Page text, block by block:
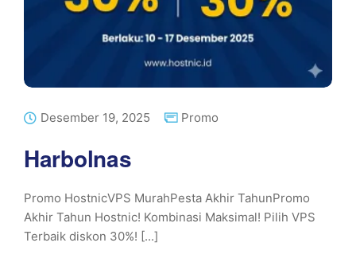
Desember 19, 2025 Promo
Harbolnas
Promo HostnicVPS MurahPesta Akhir TahunPromo
Akhir Tahun Hostnic! Kombinasi Maksimal! Pilih VPS
Terbaik diskon 30%! [...]